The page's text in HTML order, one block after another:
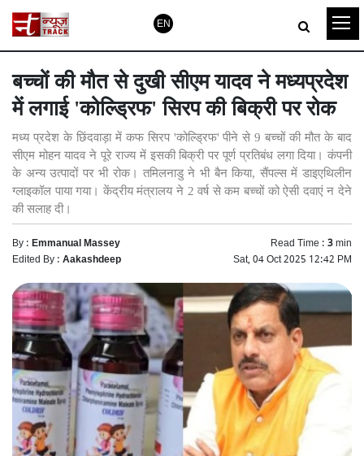
EN
बच्चों की मौत से दुखी सीएम यादव ने मध्यप्रदेश
में लगाई 'कोल्ड्रिफ' सिरप की बिक्री पर रोक
मध्य प्रदेश के छिंदवाड़ा में कफ सिरप 'कोल्ड्रिफ' पीने से 9 बच्चों की मौत के बाद
सीएम मोहन यादव ने पूरे राज्य में इसकी बिक्री पर पूर्ण प्रतिबंध लगा दिया। कंपनी
के अन्य उत्पादों पर भी रोक। तमिलनाडु ने भी बैन किया, सैंपल्स में डाइएथिलीन
ग्लाइकॉल पाया गया। केंद्रीय मंत्रालय ने 2 वर्ष से कम बच्चों को ऐसी दवाएं न देने
की सलाह दी।
By :Emmanual Massey Read Time :3min
Edited By :Aakashdeep Sat, 04 Oct 2025 12:42 PM